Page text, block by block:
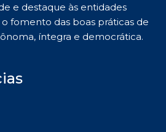
e destaque às entidades
fomento das boas práticas de
íntegra e democrática.